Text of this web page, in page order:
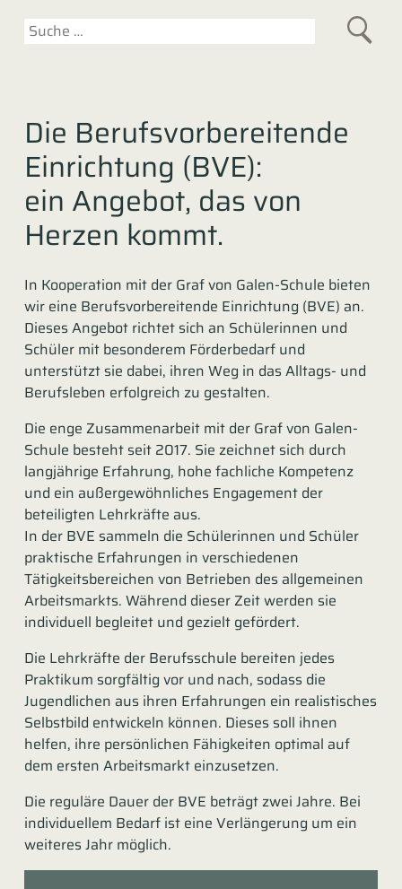
Suchen
Die Berufsvorbereitende
Einrichtung (BVE):
ein Angebot, das von
Herzen kommt.
In Kooperation mit der Graf von Galen-Schule bieten
wir eine Berufsvorbereitende Einrichtung (BVE) an.
Dieses Angebot richtet sich an Schülerinnen und
Schüler mit besonderem Förderbedarf und
unterstützt sie dabei, ihren Weg in das Alltags- und
Berufsleben erfolgreich zu gestalten.
Die enge Zusammenarbeit mit der Graf von Galen-
Schule besteht seit 2017. Sie zeichnet sich durch
langjährige Erfahrung, hohe fachliche Kompetenz
und ein außergewöhnliches Engagement der
beteiligten Lehrkräfte aus.
In der BVE sammeln die Schülerinnen und Schüler
praktische Erfahrungen in verschiedenen
Tätigkeitsbereichen von Betrieben des allgemeinen
Arbeitsmarkts. Während dieser Zeit werden sie
individuell begleitet und gezielt gefördert.
Die Lehrkräfte der Berufsschule bereiten jedes
Praktikum sorgfältig vor und nach, sodass die
Jugendlichen aus ihren Erfahrungen ein realistisches
Selbstbild entwickeln können. Dieses soll ihnen
helfen, ihre persönlichen Fähigkeiten optimal auf
dem ersten Arbeitsmarkt einzusetzen.
Die reguläre Dauer der BVE beträgt zwei Jahre. Bei
individuellem Bedarf ist eine Verlängerung um ein
weiteres Jahr möglich.